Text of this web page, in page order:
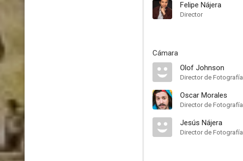
Felipe Nájera
Director
Cámara
Olof Johnson
Director de Fotografía
Oscar Morales
Director de Fotografía
Jesús Nájera
Director de Fotografía